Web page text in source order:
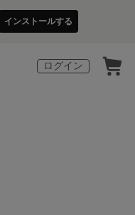
インストールする
ログイン